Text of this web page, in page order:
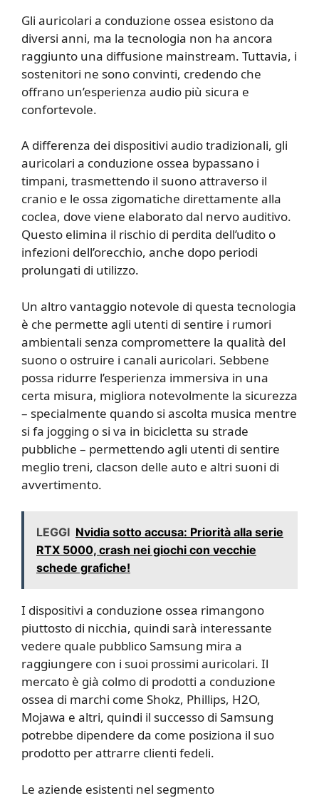
Gli auricolari a conduzione ossea esistono da
diversi anni, ma la tecnologia non ha ancora
raggiunto una diffusione mainstream. Tuttavia, i
sostenitori ne sono convinti, credendo che
offrano un’esperienza audio più sicura e
confortevole.
A differenza dei dispositivi audio tradizionali, gli
auricolari a conduzione ossea bypassano i
timpani, trasmettendo il suono attraverso il
cranio e le ossa zigomatiche direttamente alla
coclea, dove viene elaborato dal nervo auditivo.
Questo elimina il rischio di perdita dell’udito o
infezioni dell’orecchio, anche dopo periodi
prolungati di utilizzo.
Un altro vantaggio notevole di questa tecnologia
è che permette agli utenti di sentire i rumori
ambientali senza compromettere la qualità del
suono o ostruire i canali auricolari. Sebbene
possa ridurre l’esperienza immersiva in una
certa misura, migliora notevolmente la sicurezza
– specialmente quando si ascolta musica mentre
si fa jogging o si va in bicicletta su strade
pubbliche – permettendo agli utenti di sentire
meglio treni, clacson delle auto e altri suoni di
avvertimento.
LEGGI Nvidia sotto accusa: Priorità alla serie
RTX 5000, crash nei giochi con vecchie
schede grafiche!
I dispositivi a conduzione ossea rimangono
piuttosto di nicchia, quindi sarà interessante
vedere quale pubblico Samsung mira a
raggiungere con i suoi prossimi auricolari. Il
mercato è già colmo di prodotti a conduzione
ossea di marchi come Shokz, Phillips, H2O,
Mojawa e altri, quindi il successo di Samsung
potrebbe dipendere da come posiziona il suo
prodotto per attrarre clienti fedeli.
Le aziende esistenti nel segmento